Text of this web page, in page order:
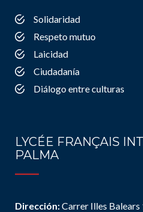
Solidaridad
Respeto mutuo
Laicidad
Ciudadanía
Diálogo entre culturas
LYCÉE FRANÇAIS
PALMA
Dirección:Carrer Illes Balears